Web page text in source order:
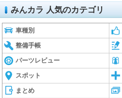
みんカラ 人気のカテゴリ
車種別
整備手帳
パーツレビュー
スポット
まとめ